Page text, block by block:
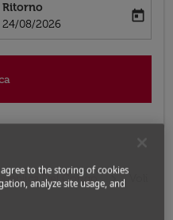
label
Ritorno
fc-booking-return-date-aria-label
24/08/2026
today
Del Congo
agree to the storing of cookies
analyze site usage, and